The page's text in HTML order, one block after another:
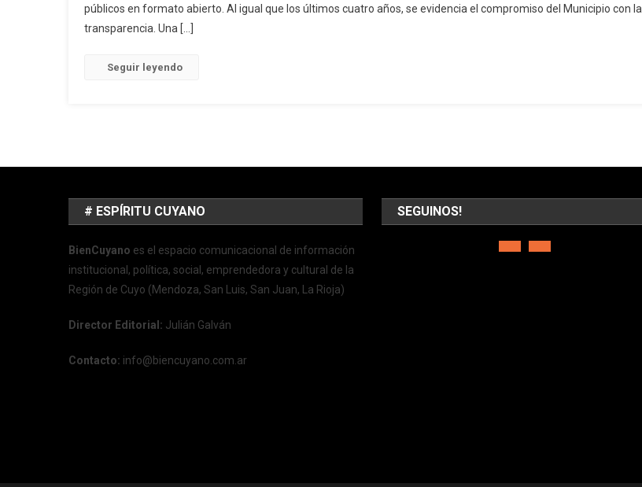
públicos en formato abierto. Al igual que los últimos cuatro años, se evidencia el compromiso del Municipio con la
transparencia. Una […]
Seguir leyendo
# ESPÍRITU CUYANO
BienCuyano es el espacio comunicacional de información
institucional, política, social, emprendedora y cultural de la
Región de Cuyo (Mendoza, San Luis, San Juan, La Rioja)
Director Editorial: Julián Galván
Contacto: info@biencuyano.com.ar
SEGUINOS!